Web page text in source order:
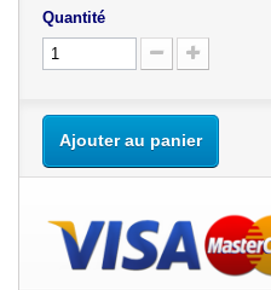
Quantité
Ajouter au panier